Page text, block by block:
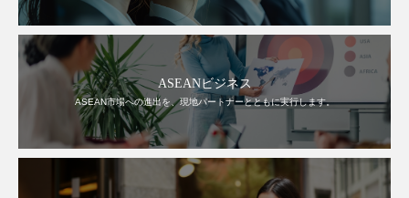
ASEANビジネス
ASEAN市場への進出を、現地パートナーとともに実行します。